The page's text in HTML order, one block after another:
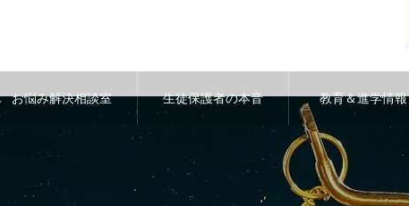
お悩み解決相談室 生徒保護者の本音 教育＆進学情報
wp-content/themes/noel_tcd072/single.phpon line29